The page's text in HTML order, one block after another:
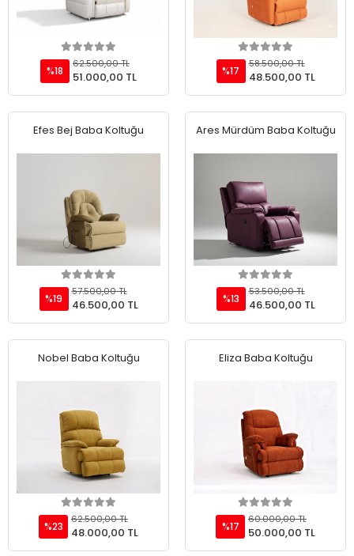
Add to cart
%18
62.500,00 TL
51.000,00 TL
Add to cart
%17
58.500,00 TL
48.500,00 TL
Efes Bej Baba Koltuğu
Add to cart
%19
57.500,00 TL
46.500,00 TL
Ares Mürdüm Baba Koltuğu
Add to cart
%13
53.500,00 TL
46.500,00 TL
Nobel Baba Koltuğu
Add to cart
%23
62.500,00 TL
48.000,00 TL
Eliza Baba Koltuğu
Add to cart
%17
60.000,00 TL
50.000,00 TL